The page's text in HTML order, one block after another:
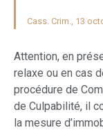
Cass. Crim., 13
Attention, en
relaxe ou en cas
procédure de
de Culpabilité, il
la mesure